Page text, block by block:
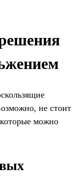
не стоит
можно